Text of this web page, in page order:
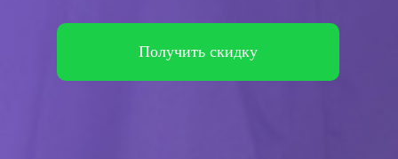
Получить скидку